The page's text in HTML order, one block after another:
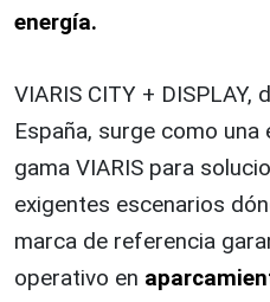
energía.
VIARIS CITY +
España, surge como
gama VIARIS para
exigentes escenarios
marca de referencia
operativo en